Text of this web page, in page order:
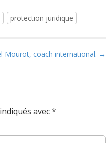
protection juridique
Mourot, coach international. →
avec*